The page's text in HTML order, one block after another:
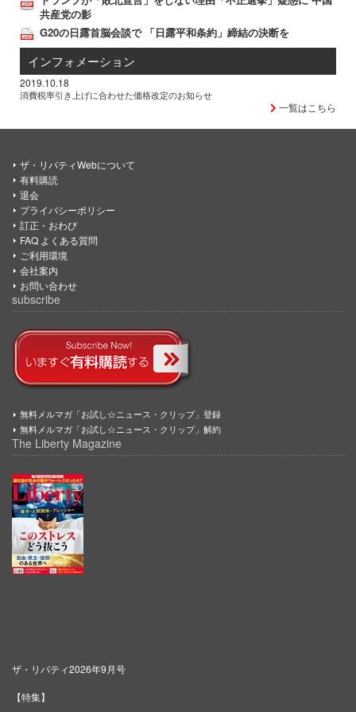
共産党の影
G20の日露首脳会談で 「日露平和条約」締結の決断を
インフォメーション
2019.10.18
消費税率引き上げに合わせた価格改定のお知らせ
一覧はこちら
ザ・リバティWebについて
有料購読
退会
プライバシーポリシー
訂正・おわび
FAQ よくある質問
ご利用環境
会社案内
お問い合わせ
subscribe
無料メルマガ「お試し☆ニュース・クリップ」登録
無料メルマガ「お試し☆ニュース・クリップ」解約
The Liberty Magazine
ザ・リバティ2026年9月号
【特集】